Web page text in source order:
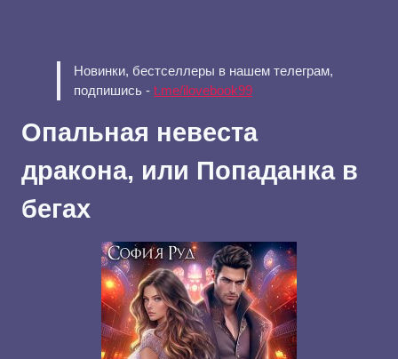
Новинки, бестселлеры в нашем телеграм,
подпишись - t.me/ilovebook99
Опальная невеста
дракона, или Попаданка в
бегах